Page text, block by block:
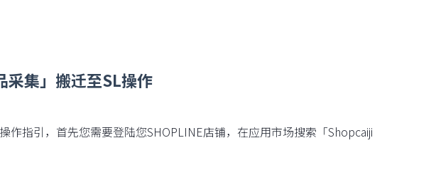
集」搬迁至SL操作
作指引，首先您需要登陆您SHOPLINE店铺，在应用市场搜索「Shopcaiji